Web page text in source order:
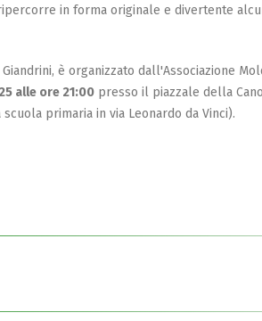
in forma originale e divertente
è organizzato dall'Associazione
alle ore 21:00 presso il piazzale della
primaria in via Leonardo da Vinci).